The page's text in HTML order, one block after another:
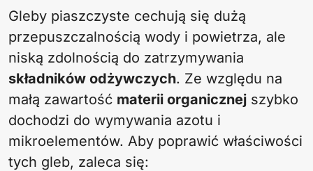
Gleby piaszczyste cechują się dużą
przepuszczalnością wody i powietrza, ale
niską zdolnością do zatrzymywania
składników odżywczych. Ze względu na
małą zawartość materii organicznej szybko
dochodzi do wymywania azotu i
mikroelementów. Aby poprawić właściwości
tych gleb, zaleca się: